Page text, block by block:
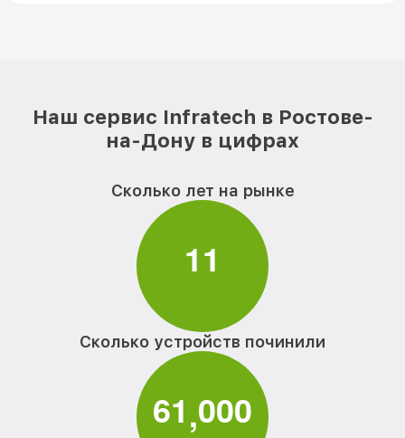
Наш сервис Infratech в Ростове-
на-Дону в цифрах
Сколько лет на рынке
11
Сколько устройств починили
61,000